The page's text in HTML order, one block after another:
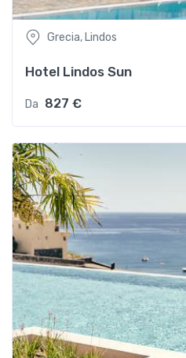
Grecia, Lindos
Hotel Lindos Sun
Da 827 €